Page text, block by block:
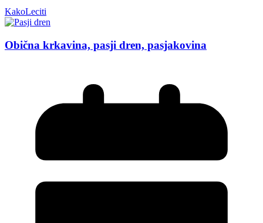
KakoLeciti
Obična krkavina, pasji dren, pasjakovina